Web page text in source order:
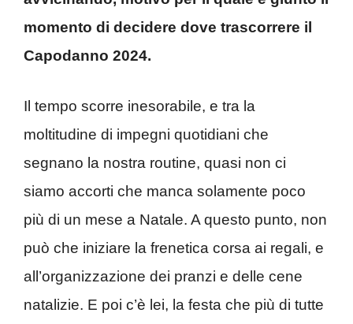
momento di decidere dove trascorrere il
Capodanno 2024.
Il tempo scorre inesorabile, e tra la
moltitudine di impegni quotidiani che
segnano la nostra routine, quasi non ci
siamo accorti che manca solamente poco
più di un mese a Natale. A questo punto, non
può che iniziare la frenetica corsa ai regali, e
all’organizzazione dei pranzi e delle cene
natalizie. E poi c’è lei, la festa che più di tutte